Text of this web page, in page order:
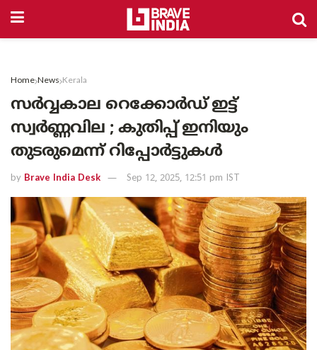
Home News Kerala
സർവ്വകാല റെക്കോർഡ് ഇട്ട്
സ്വർണ്ണവില ; കുതിപ്പ് ഇനിയും
തുടരുമെന്ന് റിപ്പോർട്ടുകൾ
by Brave India Desk Sep 12, 2025, 12:51 pm IST